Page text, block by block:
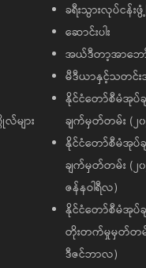
များ
ခရီးသွားလုပ်ငန်
ဆောင်းပါး
အယ်ဒီတာ့အာဘေ
မီဒီယာနှင့်သတင်
နိုင်ငံတော်စီမံအုပ်
ချက်မှတ်တမ်း (၂၀
နိုင်ငံတော်စီမံအုပ်
ချက်မှတ်တမ်း (၂၀
ဇန်နဝါရီလ)
နိုင်ငံတော်စီမံအုပ်
တိုးတက်မှုမှတ်တမ်း (
ဒီဇင်ဘာလ)